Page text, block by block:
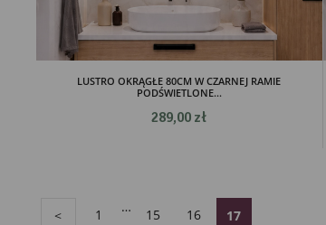
LUSTRO OKRĄGŁE 80CM W CZARNEJ RAMIE
PODŚWIETLONE...
289,00 zł
< 1
…
15 16 17